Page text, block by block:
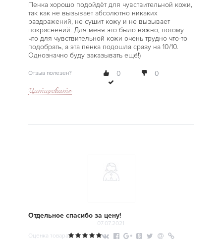
Пенка хорошо подойдёт для чувствительной кожи,
так как не вызывает абсолютно никаких
раздражений, не сушит кожу и не вызывает
покраснений. Для меня это было важно, потому
что для чувствительной кожи очень трудно что-то
подобрать, а эта пенка подошла сразу на 10/10.
Однозначно буду заказывать ещё!)
Отзыв полезен? 0 0
Цитировать
Отдельное спасибо за цену!
07.07.2021
Оценка товара